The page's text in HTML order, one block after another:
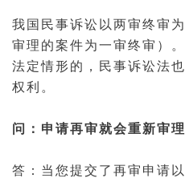
我国 民事诉讼 以两审终审
审理的案件为一审终审）
法定情形的， 民事诉讼法
权利。
问：申请再审就会重新审
答：当您提交了再审申请